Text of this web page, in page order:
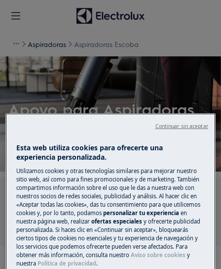
Aspiradoras Aspiradoras Escoba
Apoyo para Aspiradoras
Busca entre nuestros artículos de soporte
Esta web utiliza cookies para ofrecerte una
experiencia personalizada.
Utilizamos cookies y otras tecnologías similares para mejorar nuestro
sitio web, así como para fines promocionales y de marketing. También
compartimos información sobre el uso que le das a nuestra web con
nuestros socios de redes sociales, publicidad y análisis. Al hacer clic en
«Aceptar todas las cookies», das tu consentimiento para que utilicemos
cookies y, por lo tanto, podamospersonalizar tu experienciaen
nuestra página web, realizarofertas especiales y ofrecerte publicidad
personalizada. Si haces clic en «Continuar sin aceptar», bloquearás
ciertos tipos de cookies no esenciales y tu experiencia de navegación y
los servicios que podemos ofrecerte pueden verse afectados. Para
obtener más información, consulta nuestroAviso sobre cookies y
nuestra Política de privacidad .
Continuar sin aceptar